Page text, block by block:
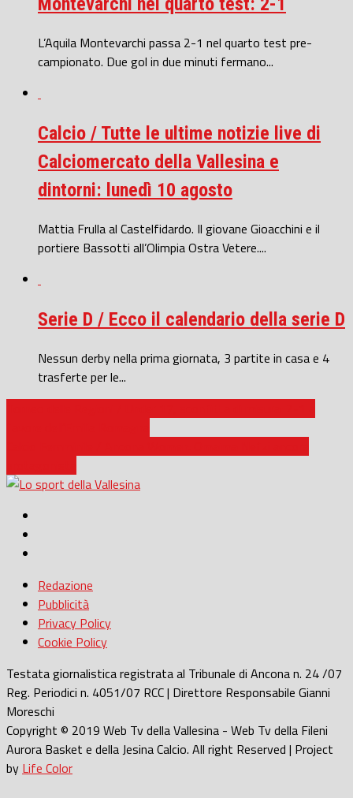
L’Aquila Montevarchi passa 2-1 nel quarto test pre-
campionato. Due gol in due minuti fermano...
Calcio / Tutte le ultime notizie live di
Calciomercato della Vallesina e
dintorni: lunedì 10 agosto
Mattia Frulla al Castelfidardo. Il giovane Gioacchini e il
portiere Bassotti all’Olimpia Ostra Vetere....
Serie D / Ecco il calendario della serie D
Nessun derby nella prima giornata, 3 partite in casa e 4
trasferte per le...
Redazione
Pubblicità
Privacy Policy
Cookie Policy
Testata giornalistica registrata al Tribunale di Ancona n. 24 /07
Reg. Periodici n. 4051/07 RCC | Direttore Responsabile Gianni
Moreschi
Copyright © 2019 Web Tv della Vallesina - Web Tv della Fileni
Aurora Basket e della Jesina Calcio. All right Reserved | Project
by Life Color